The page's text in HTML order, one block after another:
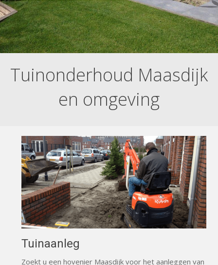
Tuinonderhoud Maasdijk
en omgeving
Tuinaanleg
Zoekt u een hovenier Maasdijk voor het aanleggen van